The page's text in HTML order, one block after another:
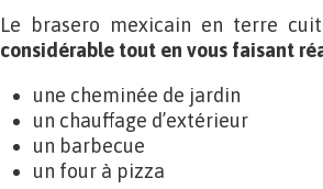
Le brasero mexicain en terre
considérable tout en vous faisant
une cheminée de jardin
un chauffage d’extérieur
un barbecue
un four à pizza